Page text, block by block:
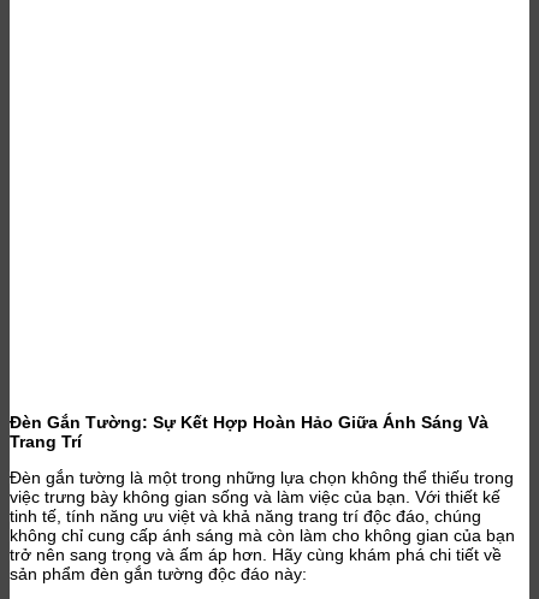
Đèn Gắn Tường: Sự Kết Hợp Hoàn Hảo Giữa Ánh Sáng Và
Trang Trí
Đèn gắn tường là một trong những lựa chọn không thể thiếu trong
việc trưng bày không gian sống và làm việc của bạn. Với thiết kế
tinh tế, tính năng ưu việt và khả năng trang trí độc đáo, chúng
không chỉ cung cấp ánh sáng mà còn làm cho không gian của bạn
trở nên sang trọng và ấm áp hơn. Hãy cùng khám phá chi tiết về
sản phẩm đèn gắn tường độc đáo này: